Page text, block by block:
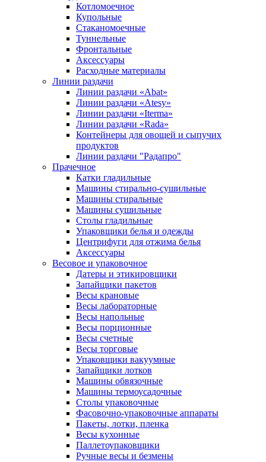
Котломоечное
Купольные
Стаканомоечные
Туннельные
Фронтальные
Аксессуары
Расходные материалы
Линии раздачи
Линии раздачи «Abat»
Линии раздачи «Atesy»
Линии раздачи «Iterma»
Линии раздачи «Rada»
Контейнеры для овощей и сыпучих
продуктов
Линии раздачи "Радапро"
Прачечное
Катки гладильные
Машины стирально-сушильные
Машины стиральные
Машины сушильные
Столы гладильные
Упаковщики белья и одежды
Центрифуги для отжима белья
Аксессуары
Весовое и упаковочное
Датеры и этикировщики
Запайщики пакетов
Весы крановые
Весы лабораторные
Весы напольные
Весы порционные
Весы счетные
Весы торговые
Упаковщики вакуумные
Запайщики лотков
Машины обвязочные
Машины термоусадочные
Столы упаковочные
Фасовочно-упаковочные аппараты
Пакеты, лотки, пленка
Весы кухонные
Паллетоупаковщики
Ручные весы и безмены